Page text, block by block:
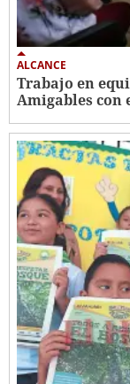
ALCANCE
Trabajo en
Amigables con